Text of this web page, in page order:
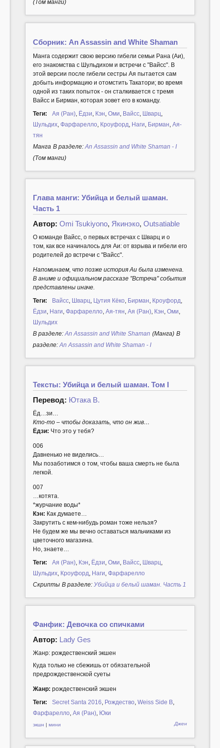
(Том манги)
Сборник: An Assassin and White Shaman
Манга содержит свою версию гибели семьи Рана (Аи),
его знакомства с Шульдихом и встречи с "Вайсс". В
этой версии после гибели сестры Ая пытается сам
добыть информацию и отомстить Такатори; во время
одной из таких попыток - он сталкивается с тремя
Вайсс и Бирман, которая зовет его в команду.
Теги:
Ая (Ран) Ёдзи Кэн Оми Вайсс Шварц
Шульдих Фарфарелло Кроуфорд Наги Бирман Ая-
тян
Манга В разделе: An Assassin and White Shaman - I
(Том манги)
Глава манги: Убийца и белый шаман.
Часть 1
Автор: Omi Tsukiyono, Якинэко, Outsatiable
О команде Вайсс, о первых встречах с Шварц и о
том, как все начиналось для Аи: от взрыва и гибели его
родителей до встречи с "Вайсс".
Напоминаем, что позже история Аи была изменена.
В аниме и официальном рассказе "Встреча" события
представлены иначе.
Теги:
Вайсс Шварц Цутия Кёко Бирман Кроуфорд
Ёдзи Наги Фарфарелло Ая-тян Ая (Ран) Кэн Оми
Шульдих
В разделе: An Assassin and White Shaman (Манга) В
разделе: An Assassin and White Shaman - I
Тексты: Убийца и белый шаман. Том I
Перевод: Ютака В.
Ёд…зи…
Кто-то – чтобы доказать, что он жив…
Ёдзи: Что это у тебя?
006
Давненько не виделись…
Мы позаботимся о том, чтобы ваша смерть не была
легкой.
007
…котята.
*журчание воды*
Кэн: Как думаете…
Закрутить с кем-нибудь роман тоже нельзя?
Не будем же мы вечно оставаться мальчиками из
цветочного магазина.
Но, знаете…
Теги:
Ая (Ран) Кэн Ёдзи Оми Вайсс Шварц
Шульдих Кроуфорд Наги Фарфарелло
Cкрипты В разделе: Убийца и белый шаман. Часть 1
Фанфик: Девочка со спичками
Автор: Lady Ges
Жанр: рождественский экшен
Куда только не сбежишь от обязательной
предрождественской суеты
Жанр: рождественский экшен
Теги:
Secret Santa 2016 Рождество Weiss Side B
Фарфарелло Ая (Ран) Юки
экшн | мини Джен